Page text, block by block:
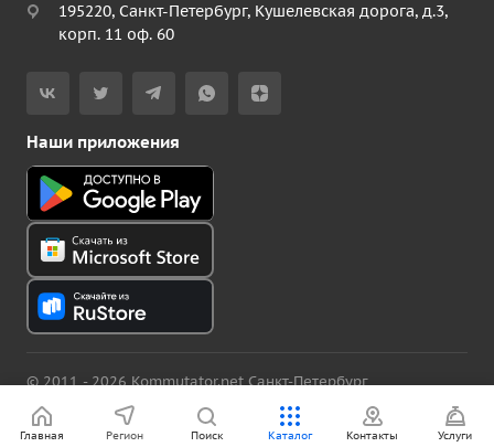
195220, Санкт-Петербург, Кушелевская дорога, д.3,
корп. 11 оф. 60
Наши приложения
© 2011 - 2026 Kommutator.net Санкт-Петербург
Политика конфиденциальности Версия для слабовидящих
Главная Регион Поиск Каталог Контакты Услуги